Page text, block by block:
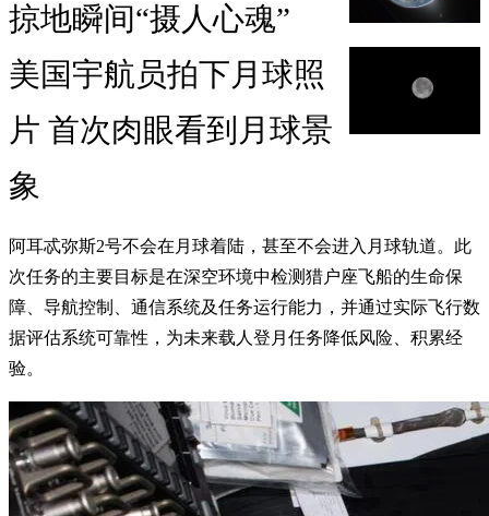
掠地瞬间“摄人心魂”
美国宇航员拍下月球照
片 首次肉眼看到月球景
象
阿耳忒弥斯2号不会在月球着陆，甚至不会进入月球轨道。此
次任务的主要目标是在深空环境中检测猎户座飞船的生命保
障、导航控制、通信系统及任务运行能力，并通过实际飞行数
据评估系统可靠性，为未来载人登月任务降低风险、积累经
验。